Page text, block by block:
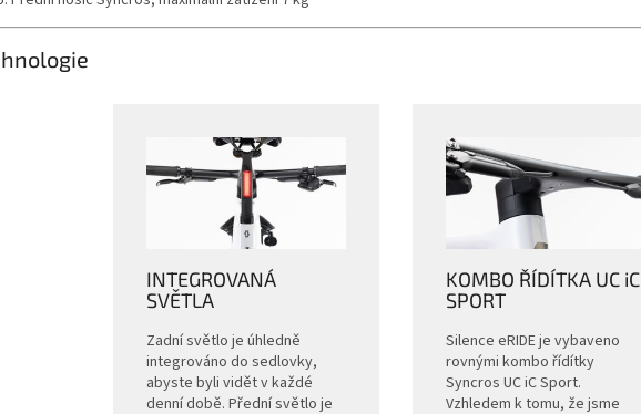
INTEGROVANÁ
SVĚTLA
Zadní světlo je úhledně
integrováno do sedlovky,
abyste byli vidět v každé
denní době. Přední světlo je
KOMBO ŘÍDÍTKA UC iC
SPORT
Silence eRIDE je vybaveno
rovnými kombo řídítky
Syncros UC iC Sport.
Vzhledem k tomu, že jsme